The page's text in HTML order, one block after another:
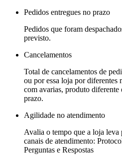
Pedidos entregues no prazo
Pedidos que foram
previsto.
Cancelamentos
Total de cancelamentos de
ou por essa loja por diferentes
com avarias, produto
prazo.
Agilidade no atendimento
Avalia o tempo que a loja leva
canais de atendimento:
Perguntas e Respostas